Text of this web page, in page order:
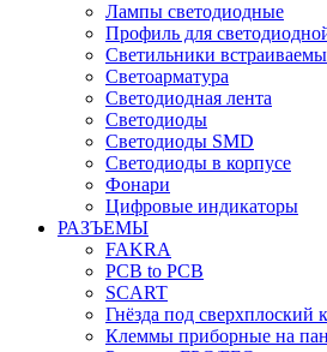
Лампы светодиодные
Профиль для
Светильники
Светоарматура
Светодиодная лента
Светодиоды
Светодиоды SMD
Светодиоды в корпусе
Фонари
Цифровые индикаторы
РАЗЪЕМЫ
FAKRA
PCB to PCB
SCART
Гнёзда под сверхплоский
Клеммы приборные на